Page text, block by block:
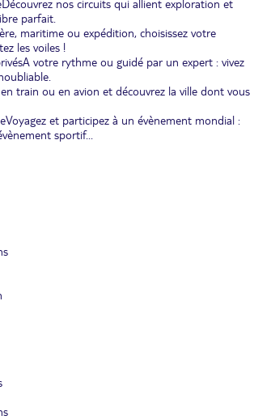
Découvrez nos circuits qui allient exploration et
parfait.
maritime ou expédition, choisissez votre
les voiles !
A votre rythme ou guidé par un expert : vivez
train ou en avion et découvrez la ville dont vous
Voyagez et participez à un évènement mondial :
sportif...